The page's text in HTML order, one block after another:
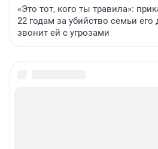
«Это тот, кого ты травила»:
22 годам за убийство семьи его
звонит ей с угрозами